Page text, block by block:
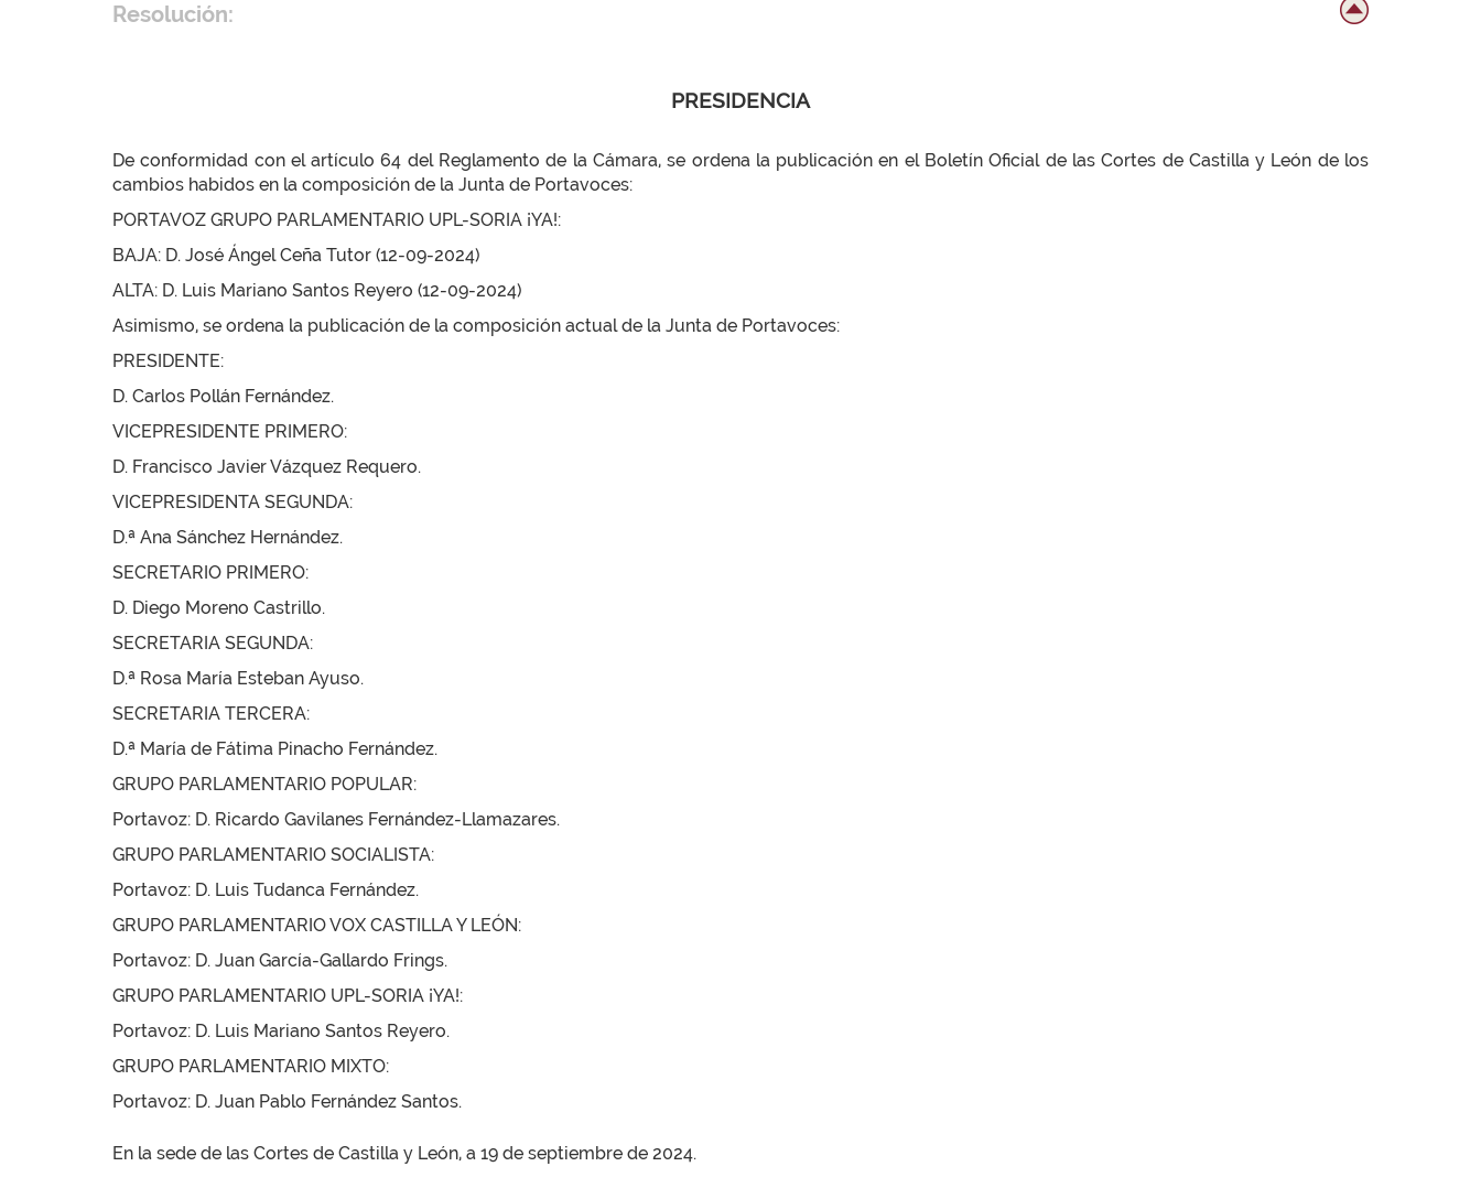
Resolución:
PRESIDENCIA
De conformidad con el artículo 64 del Reglamento de la Cámara, se ordena la publicación en el Boletín Oficial de las Cortes de Castilla y León de los
cambios habidos en la composición de la Junta de Portavoces:
PORTAVOZ GRUPO PARLAMENTARIO UPL-SORIA ¡YA!:
BAJA: D. José Ángel Ceña Tutor (12-09-2024)
ALTA: D. Luis Mariano Santos Reyero (12-09-2024)
Asimismo, se ordena la publicación de la composición actual de la Junta de Portavoces:
PRESIDENTE:
D. Carlos Pollán Fernández.
VICEPRESIDENTE PRIMERO:
D. Francisco Javier Vázquez Requero.
VICEPRESIDENTA SEGUNDA:
D.ª Ana Sánchez Hernández.
SECRETARIO PRIMERO:
D. Diego Moreno Castrillo.
SECRETARIA SEGUNDA:
D.ª Rosa María Esteban Ayuso.
SECRETARIA TERCERA:
D.ª María de Fátima Pinacho Fernández.
GRUPO PARLAMENTARIO POPULAR:
Portavoz: D. Ricardo Gavilanes Fernández-Llamazares.
GRUPO PARLAMENTARIO SOCIALISTA:
Portavoz: D. Luis Tudanca Fernández.
GRUPO PARLAMENTARIO VOX CASTILLA Y LEÓN:
Portavoz: D. Juan García-Gallardo Frings.
GRUPO PARLAMENTARIO UPL-SORIA ¡YA!:
Portavoz: D. Luis Mariano Santos Reyero.
GRUPO PARLAMENTARIO MIXTO:
Portavoz: D. Juan Pablo Fernández Santos.
En la sede de las Cortes de Castilla y León, a 19 de septiembre de 2024.